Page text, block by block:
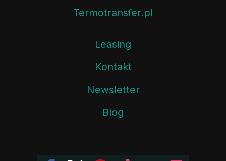
Termotransfer.pl
Leasing
Kontakt
Newsletter
Blog